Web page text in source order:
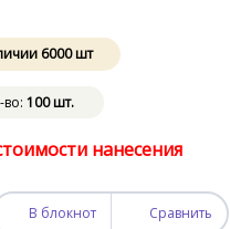
6000шт
100 шт.
нанесения
В блокнот Сравнить